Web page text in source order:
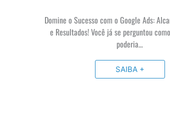
Domine o Sucesso com o Google Ads:
e Resultados! Você já se perguntou
poderia…
SAIBA +